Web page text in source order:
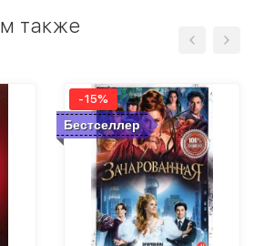
также
Бестселлер
-15%